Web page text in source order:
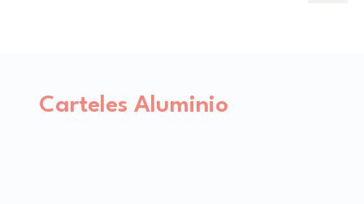
Carteles Aluminio